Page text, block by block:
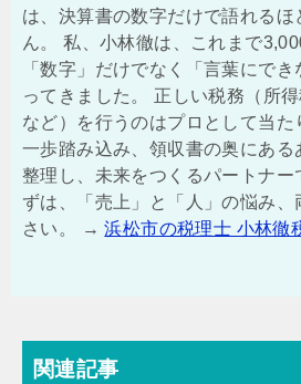
は、決算書の数字だけで語れる
ん。 私、小林徹は、これまで
「数字」だけでなく「言葉にで
ってきました。 正しい税務（所
など）を行うのはプロとして当た
一歩踏み込み、領収書の奥にある
整理し、未来をつくるパートナー
ずは、「売上」と「人」の悩み、
さい。 →浜松市の税理士 小林徹
関連記事